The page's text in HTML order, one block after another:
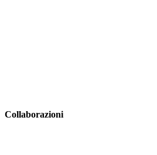
Collaborazioni